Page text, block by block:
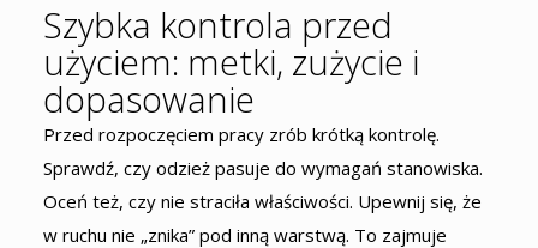
Szybka kontrola przed
użyciem: metki, zużycie i
dopasowanie
Przed rozpoczęciem pracy zrób krótką kontrolę.
Sprawdź, czy odzież pasuje do wymagań stanowiska.
Oceń też, czy nie straciła właściwości. Upewnij się, że
w ruchu nie „znika” pod inną warstwą. To zajmuje